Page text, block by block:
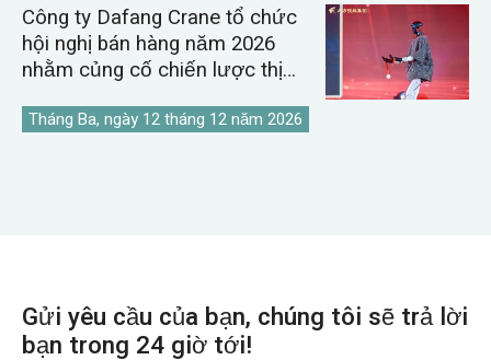
Công ty Dafang Crane tổ chức
hội nghị bán hàng năm 2026
nhằm củng cố chiến lược thị
Tháng Ba, ngày 12 tháng 12 năm 2026
Gửi yêu cầu của bạn, chúng tôi sẽ trả lời
bạn trong 24 giờ tới!